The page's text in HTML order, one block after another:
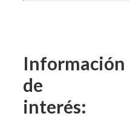
Información
de
interés: